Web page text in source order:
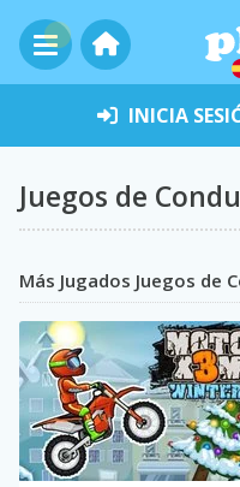
INICIA
Juegos de
Más Jugados Juegos de